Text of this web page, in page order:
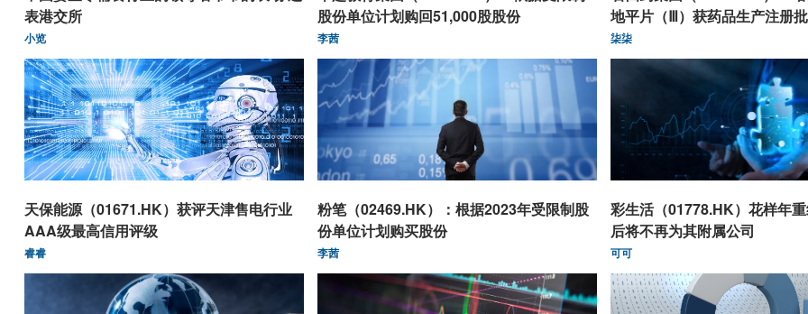
表港交所
小览
股份单位计划购回51,000股股份
李茜
地平片（Ⅲ）获药品生产注册
柒柒
天保能源（01671.HK）获评天津售电行业
AAA级最高信用评级
睿睿
粉笔（02469.HK）：根据2023年受限制股
份单位计划购买股份
李茜
彩生活（01778.HK）花样年
后将不再为其附属公司
可可